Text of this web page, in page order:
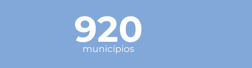
920
municípios